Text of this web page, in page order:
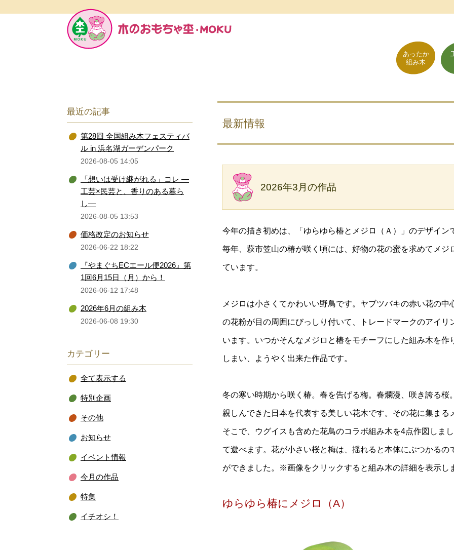
あったか
組み木
最新情報
2026年3月の作品
今年の描き初めは、「ゆらゆら椿とメジロ（Ａ）」のデザイン
毎年、萩市笠山の椿が咲く頃には、好物の花の蜜を求めてメ
ています。
メジロは小さくてかわいい野鳥です。ヤブツバキの赤い花の
の花粉が目の周囲にびっしり付いて、トレードマークのアイ
います。いつかそんなメジロと椿をモチーフにした組み木を
しまい、ようやく出来た作品です。
冬の寒い時期から咲く椿。春を告げる梅。春爛漫、咲き誇る
親しんできた日本を代表する美しい花木です。その花に集ま
そこで、ウグイスも含めた花鳥のコラボ組み木を4点作図しま
て遊べます。花が小さい桜と梅は、揺れると本体にぶつかる
ができました。※画像をクリックすると組み木の詳細を表示し
ゆらゆら椿にメジロ（A）
最近の記事
第28回 全国組み木フェスティバ
ル in 浜名湖ガーデンパーク
2026-08-05 14:05
「想いは受け継がれる」コレ ―
工芸×民芸と、香りのある暮ら
し―
2026-08-05 13:53
価格改定のお知らせ
2026-06-22 18:22
『やまぐちECエール便2026』第
1回6月15日（月）から！
2026-06-12 17:48
2026年6月の組み木
2026-06-08 19:30
カテゴリー
全て表示する
特別企画
その他
お知らせ
イベント情報
今月の作品
特集
イチオシ！